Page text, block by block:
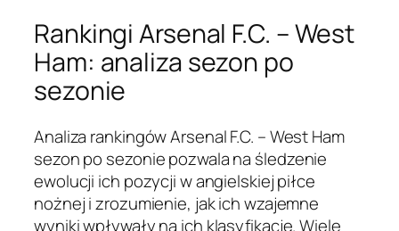
Rankingi Arsenal F.C. – West
Ham: analiza sezon po
sezonie
Analiza rankingów Arsenal F.C. – West Ham
sezon po sezonie pozwala na śledzenie
ewolucji ich pozycji w angielskiej piłce
nożnej i zrozumienie, jak ich wzajemne
wyniki wpływały na ich klasyfikację. Wiele